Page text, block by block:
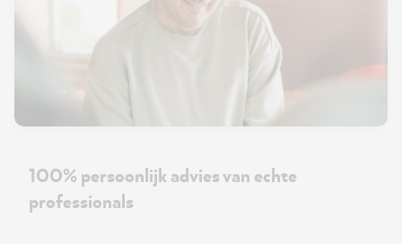
100% persoonlijk advies van echte
professionals